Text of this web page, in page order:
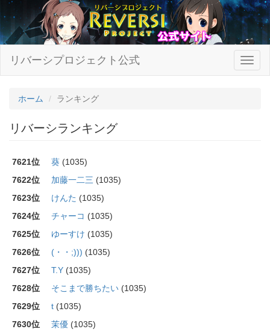
リバーシプロジェクト公式
ホーム ランキング
リバーシランキング
7621位 葵 (1035)
7622位
加藤一二三 (1035)
7623位
けんた (1035)
7624位
チャーコ (1035)
7625位
ゆーすけ (1035)
7626位
(・・;))) (1035)
7627位
T.Y (1035)
7628位
そこまで勝ちたい (1035)
7629位
t (1035)
7630位
茉優 (1035)